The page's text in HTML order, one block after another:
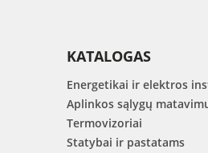
KATALOGAS
Energetikai ir elektros
Aplinkos sąlygų
Termovizoriai
Statybai ir pastatams